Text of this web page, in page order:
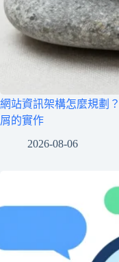
網站資訊架構怎麼規劃
屑的實作
2026-08-06